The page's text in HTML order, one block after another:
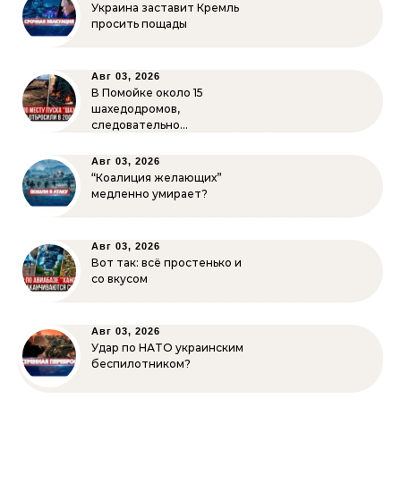
Украина заставит Кремль
просить пощады
Авг 03, 2026
В Помойке около 15
шахедодромов,
следовательно…
Авг 03, 2026
“Коалиция желающих”
медленно умирает?
Авг 03, 2026
Вот так: всё простенько и
со вкусом
Авг 03, 2026
Удар по НАТО украинским
беспилотником?